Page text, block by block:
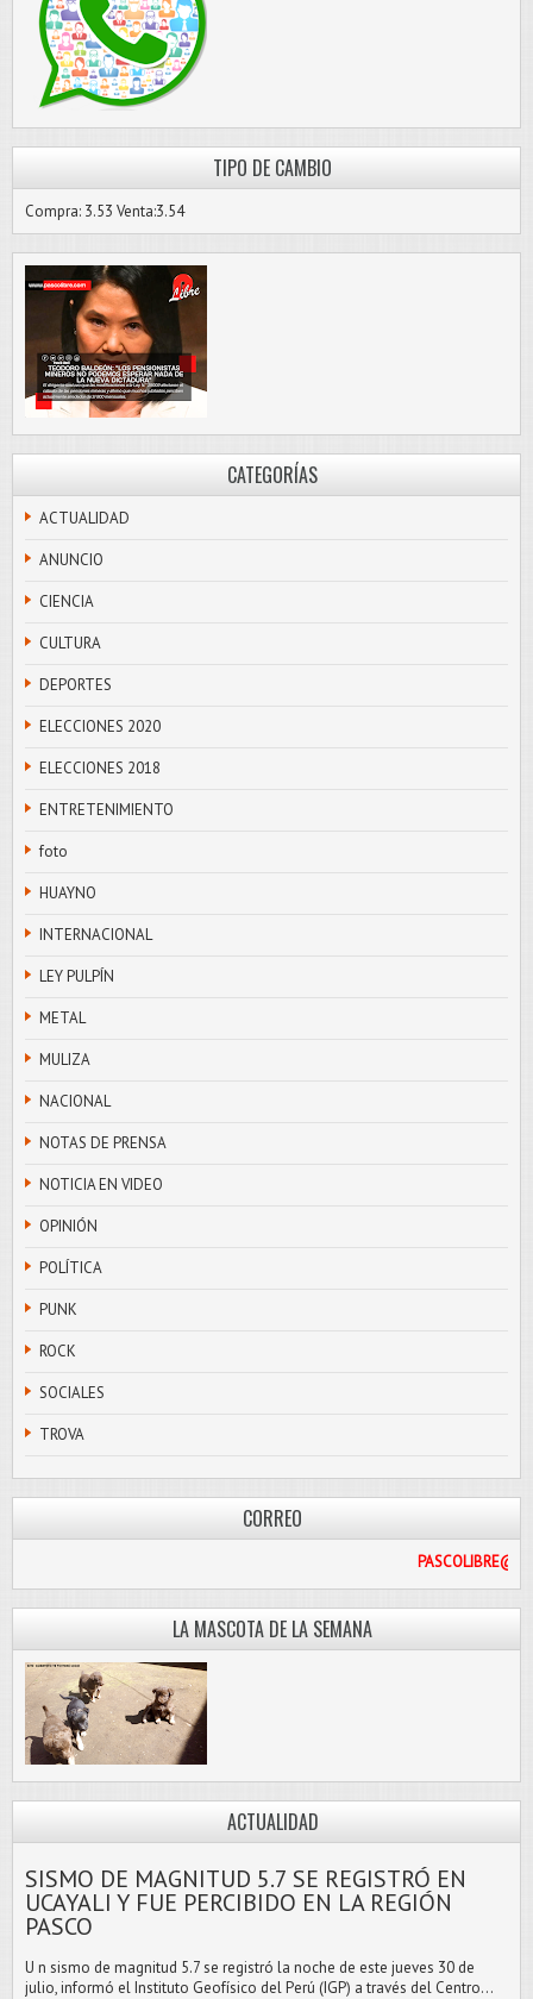
TIPO DE CAMBIO
Compra: 3.53 Venta:3.54
CATEGORÍAS
ACTUALIDAD
ANUNCIO
CIENCIA
CULTURA
DEPORTES
ELECCIONES 2020
ELECCIONES 2018
ENTRETENIMIENTO
foto
HUAYNO
INTERNACIONAL
LEY PULPÍN
METAL
MULIZA
NACIONAL
NOTAS DE PRENSA
NOTICIA EN VIDEO
OPINIÓN
POLÍTICA
PUNK
ROCK
SOCIALES
TROVA
CORREO
LA MASCOTA DE LA SEMANA
ACTUALIDAD
SISMO DE MAGNITUD 5.7 SE REGISTRÓ EN
UCAYALI Y FUE PERCIBIDO EN LA REGIÓN
PASCO
U n sismo de magnitud 5.7 se registró la noche de este jueves 30 de
julio, informó el Instituto Geofísico del Perú (IGP) a través del Centro...